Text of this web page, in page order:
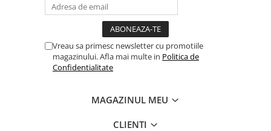
Vreau sa primesc newsletter cu promotiile
magazinului. Afla mai multe in Politica de
Confidentialitate
MAGAZINUL MEU
CLIENTI